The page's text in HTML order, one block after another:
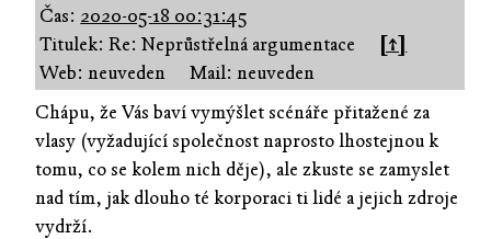
Čas: 2020-05-18 00:31:45
Titulek: Re: Neprůstřelná argumentace
[↑]
Web: neuveden
Mail: neuveden
Chápu, že Vás baví vymýšlet scénáře přitažené za
vlasy (vyžadující společnost naprosto lhostejnou k
tomu, co se kolem nich děje), ale zkuste se zamyslet
nad tím, jak dlouho té korporaci ti lidé a jejich zdroje
vydrží.